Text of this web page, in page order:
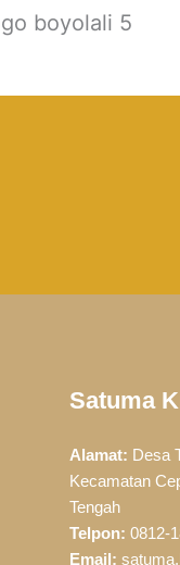
boyolali 5
Satuma
Alamat: Desa
Kecamatan
Tengah
Telpon: 0812-
Email: